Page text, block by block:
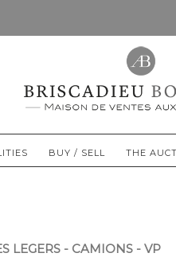
BUY / SELL THE
LEGERS - CAMIONS - VP